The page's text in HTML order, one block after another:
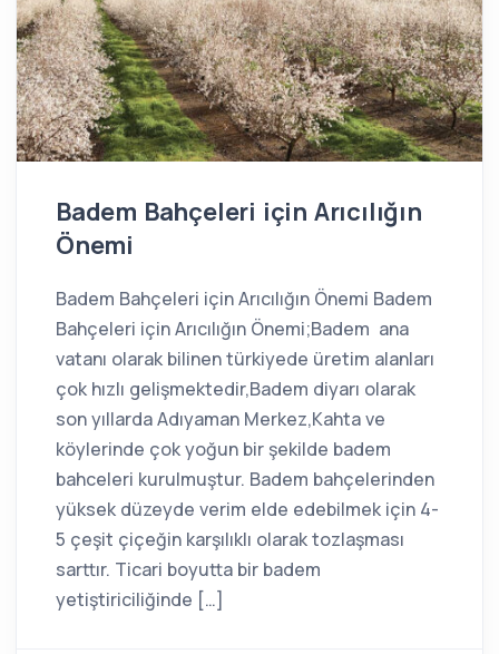
Badem Bahçeleri için Arıcılığın
Önemi
Badem Bahçeleri için Arıcılığın Önemi Badem
Bahçeleri için Arıcılığın Önemi;Badem ana
vatanı olarak bilinen türkiyede üretim alanları
çok hızlı gelişmektedir,Badem diyarı olarak
son yıllarda Adıyaman Merkez,Kahta ve
köylerinde çok yoğun bir şekilde badem
bahceleri kurulmuştur. Badem bahçelerinden
yüksek düzeyde verim elde edebilmek için 4-
5 çeşit çiçeğin karşılıklı olarak tozlaşması
sarttır. Ticari boyutta bir badem
yetiştiriciliğinde […]